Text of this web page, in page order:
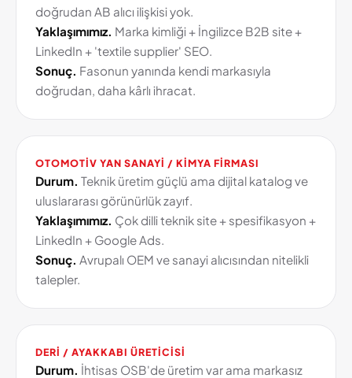
doğrudan AB alıcı ilişkisi yok.
Yaklaşımımız. Marka kimliği + İngilizce B2B site +
LinkedIn + 'textile supplier' SEO.
Sonuç. Fasonun yanında kendi markasıyla
doğrudan, daha kârlı ihracat.
OTOMOTIV YAN SANAYI / KIMYA FIRMASI
Durum. Teknik üretim güçlü ama dijital katalog ve
uluslararası görünürlük zayıf.
Yaklaşımımız. Çok dilli teknik site + spesifikasyon +
LinkedIn + Google Ads.
Sonuç. Avrupalı OEM ve sanayi alıcısından nitelikli
talepler.
DERI / AYAKKABI ÜRETICISI
Durum. İhtisas OSB'de üretim var ama markasız